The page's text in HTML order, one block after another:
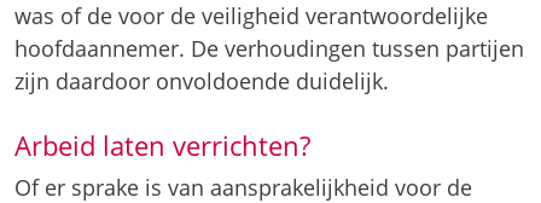
was of de voor de veiligheid verantwoordelijke
hoofdaannemer. De verhoudingen tussen partijen
zijn daardoor onvoldoende duidelijk.
Arbeid laten verrichten?
Of er sprake is van aansprakelijkheid voor de